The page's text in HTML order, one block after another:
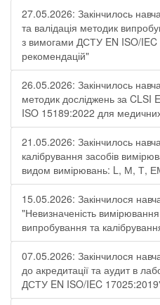
27.05.2026: Закінчилось
та валідація методик
з вимогами ДСТУ EN ISO/
рекомендацій"
26.05.2026: Закінчилось
методик досліджень за CLSI
ISO 15189:2022 для
21.05.2026: Закінчилось
калібрування засобів
видом вимірювань: L, М, Т,
15.05.2026: Закінчилося
"Невизначеність
випробування та
07.05.2026: Закінчилося
до акредитації та аудит в
ДСТУ EN ISO/IEC